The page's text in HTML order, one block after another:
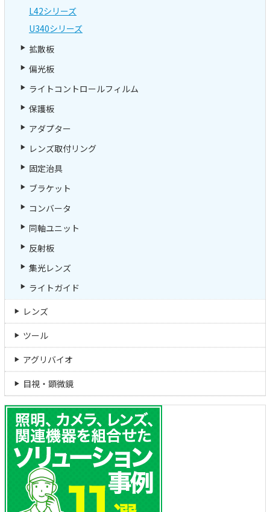
L42シリーズ
U340シリーズ
拡散板
偏光板
ライトコントロールフィルム
保護板
アダプター
レンズ取付リング
固定治具
ブラケット
コンバータ
同軸ユニット
反射板
集光レンズ
ライトガイド
レンズ
ツール
アグリバイオ
目視・顕微鏡